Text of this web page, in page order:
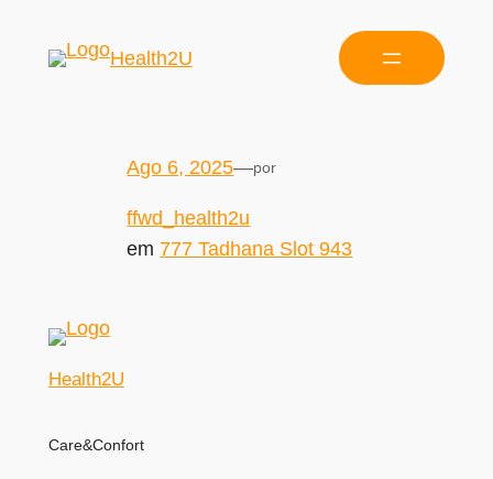
Health2U
Ago 6, 2025—por
ffwd_health2u
em 777 Tadhana Slot 943
Health2U
Care&Confort